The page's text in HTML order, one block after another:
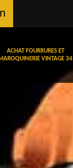
ACHAT FOURRURES ET
VINTAGE 34